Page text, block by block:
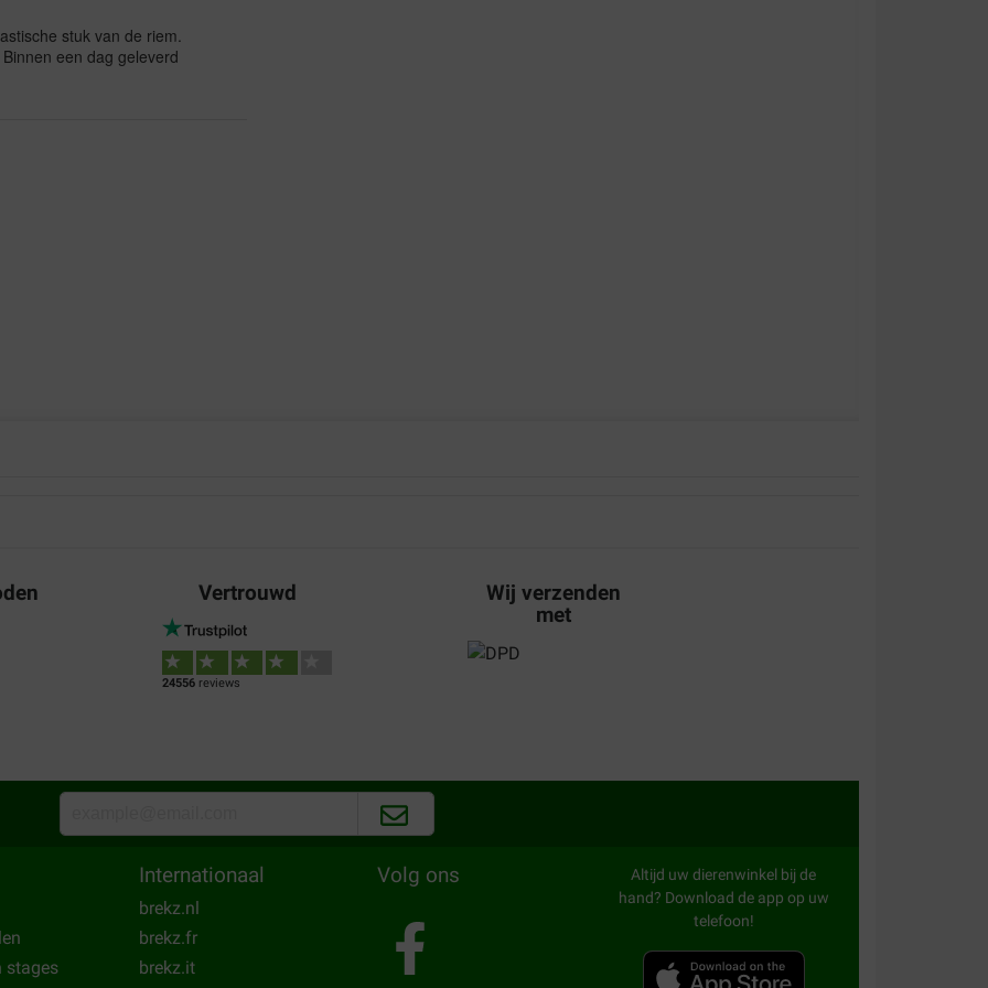
stuk van de riem.
een dag geleverd
Vertrouwd
24556reviews
Wij verzenden
met
stages
Internationaal
brekz.nl
brekz.fr
brekz.it
Volg ons
Altijd uw dierenwinkel bij de
hand? Download de app op uw
telefoon!